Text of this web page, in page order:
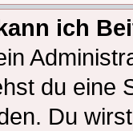
ich
du eine
Du